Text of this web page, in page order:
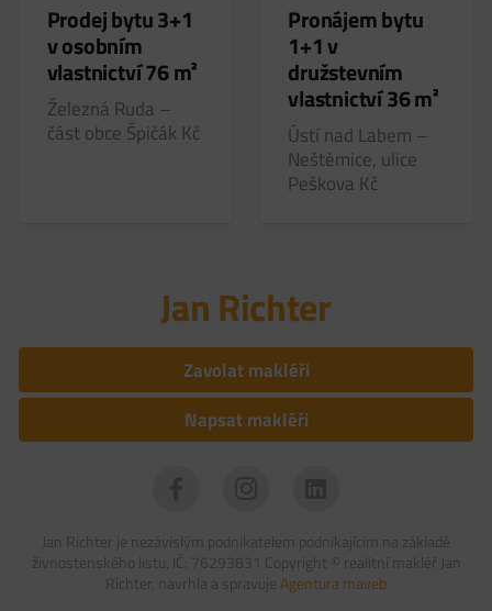
Prodej bytu 3+1
v osobním
vlastnictví 76 m²
Železná Ruda –
část obce Špičák Kč
Pronájem bytu
1+1 v
družstevním
vlastnictví 36 m²
Ústí nad Labem –
Neštěmice, ulice
Peškova Kč
Jan Richter
Zavolat makléři
Napsat makléři
Jan Richter je nezávislým podnikatelem podnikajícím na základě
živnostenského listu, IČ: 76293831 Copyright © realitní makléř Jan
Richter, navrhla a spravujeAgentura maveb